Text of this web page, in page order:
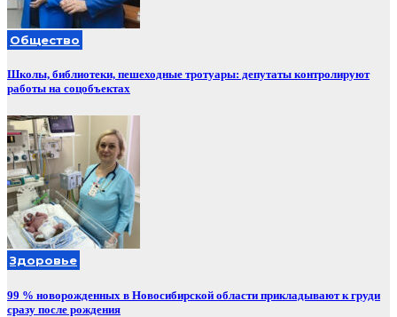
Общество
Школы, библиотеки, пешеходные тротуары: депутаты контролируют
работы на соцобъектах
Здоровье
99 % новорожденных в Новосибирской области прикладывают к груди
сразу после рождения